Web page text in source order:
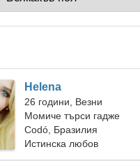
Helena
26 години, Везни
Момиче търси гадже
Codó, Бразилия
Истинска любов